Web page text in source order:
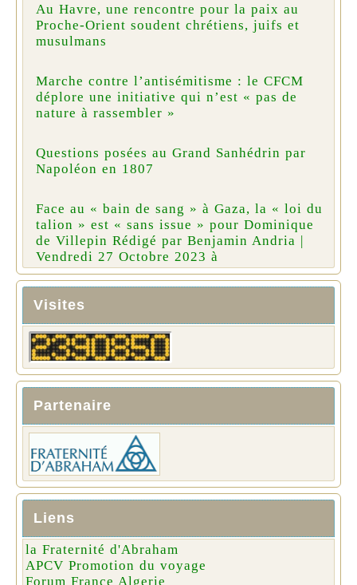
Au Havre, une rencontre pour la paix au
Proche-Orient soudent chrétiens, juifs et
musulmans
Marche contre l’antisémitisme : le CFCM
déplore une initiative qui n’est « pas de
nature à rassembler »
Questions posées au Grand Sanhédrin par
Napoléon en 1807
Face au « bain de sang » à Gaza, la « loi du
talion » est « sans issue » pour Dominique
de Villepin Rédigé par Benjamin Andria |
Vendredi 27 Octobre 2023 à
Visites
Partenaire
Liens
la Fraternité d'Abraham
APCV Promotion du voyage
Forum France Algerie